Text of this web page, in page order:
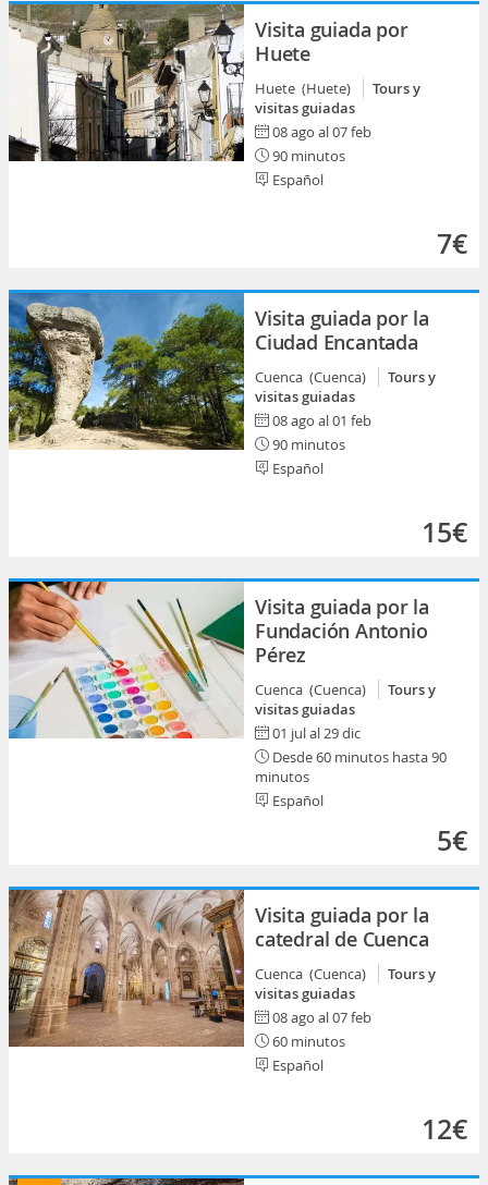
Visita guiada por
Huete
Huete (Huete)
Tours y
visitas guiadas
08 ago al 07 feb
90 minutos
Español
7€
Visita guiada por la
Ciudad Encantada
Cuenca (Cuenca)
Tours y
visitas guiadas
08 ago al 01 feb
90 minutos
Español
15€
Visita guiada por la
Fundación Antonio
Pérez
Cuenca (Cuenca)
Tours y
visitas guiadas
01 jul al 29 dic
Desde 60 minutos hasta 90
minutos
Español
5€
Visita guiada por la
catedral de Cuenca
Cuenca (Cuenca)
Tours y
visitas guiadas
08 ago al 07 feb
60 minutos
Español
12€